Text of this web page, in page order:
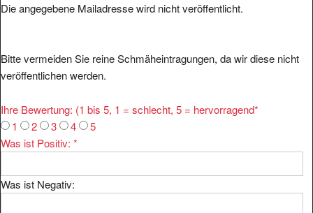
Die angegebene Mailadresse wird nicht veröffentlicht.
Bitte vermeiden Sie reine Schmäheintragungen, da wir diese nicht
veröffentlichen werden.
Ihre Bewertung: (1 bis 5, 1 = schlecht, 5 = hervorragend*
1
2 3 4
5
Was ist Positiv: *
Was ist Negativ: